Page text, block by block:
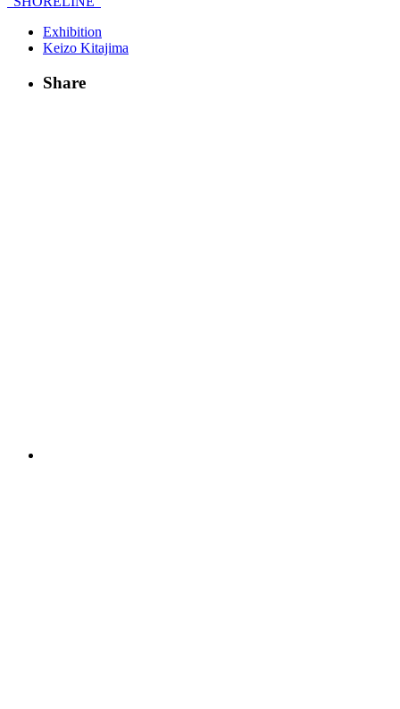
Exhibition
Keizo Kitajima
Share